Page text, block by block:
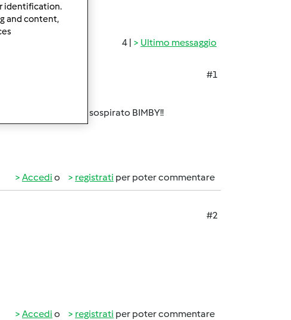
4 | Ultimo messaggio
#1
finalmente il tanto sospirato BIMBY!!
Accedi o registrati per poter commentare
#2
Accedi o registrati per poter commentare
identification.
and content,